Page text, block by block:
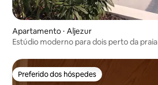
Apartamento ⋅ Aljezur
Estúdio moderno para dois perto da praia
Preferido dos hóspedes
Preferido dos hóspedes